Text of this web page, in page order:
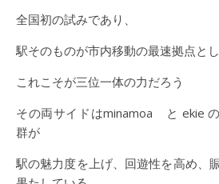
全国初の試みであり、
駅そのものが市内移動の最速拠点と
これこそが三位一体の力だろう
その両サイドはminamoa と ekie
群が
駅の魅力度を上げ、回遊性を高め、